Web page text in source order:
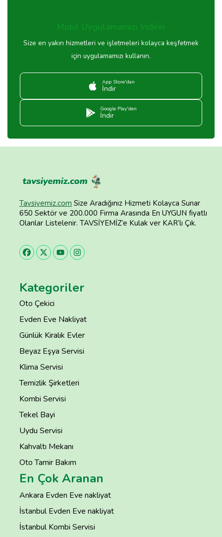
Mobil Uygulamamızı İndirin
Size en yakın hizmetleri ve işletmeleri kolayca keşfetmek
için uygulamamızı kullanın.
App Store'dan
İndir
Google Play'den
İndir
Tavsiyemiz.com Size Aradığınız Hizmeti Kolayca Sunar
650 Sektör ve 200.000 Firma Arasında En UYGUN fiyatlı
Olanlar Listelenir. TAVSİYEMİZ’e Kulak ver KAR’lı Çık.
Kategoriler
Oto Çekici
Evden Eve Nakliyat
Günlük Kiralık Evler
Beyaz Eşya Servisi
Klima Servisi
Temizlik Şirketleri
Kombi Servisi
Tekel Bayi
Uydu Servisi
Kahvaltı Mekanı
Oto Tamir Bakım
En Çok Aranan
Ankara Evden Eve nakliyat
İstanbul Evden Eve nakliyat
İstanbul Kombi Servisi